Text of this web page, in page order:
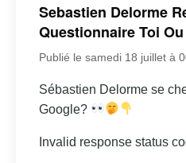
Sebastien Delorme
Questionnaire Toi
Publié le samedi 18 juillet à
Sébastien Delorme se
Google?
Invalid response status